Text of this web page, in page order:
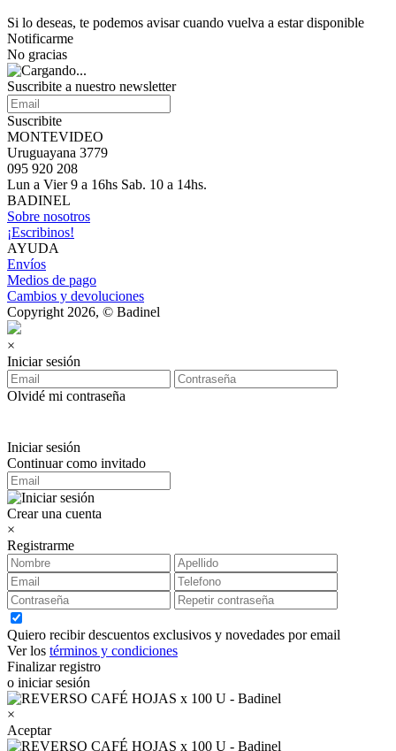
Si lo deseas, te podemos avisar cuando vuelva a estar disponible
Notificarme
No gracias
Suscribite a nuestro newsletter
Suscribite
MONTEVIDEO
Uruguayana 3779
095 920 208
Lun a Vier 9 a 16hs Sab. 10 a 14hs.
BADINEL
Sobre nosotros
¡Escribinos!
AYUDA
Envíos
Medios de pago
Cambios y devoluciones
Copyright 2026, © Badinel
×
Iniciar sesión
Olvidé mi contraseña
Iniciar sesión
Continuar como invitado
Crear una cuenta
×
Registrarme
Quiero recibir descuentos exclusivos y novedades por email
Ver los términos y condiciones
Finalizar registro
o iniciar sesión
×
Aceptar